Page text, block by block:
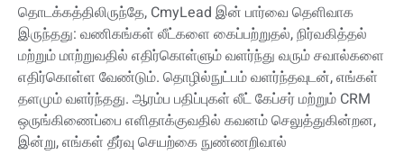
தொடக்கத்திலிருந்தே, CmyLead இன் பார்வை தெளிவாக
இருந்தது: வணிகங்கள் லீட்களை கைப்பற்றுதல், நிர்வகித்தல்
மற்றும் மாற்றுவதில் எதிர்கொள்ளும் வளர்ந்து வரும் சவால்களை
எதிர்கொள்ள வேண்டும். தொழில்நுட்பம் வளர்ந்தவுடன், எங்கள்
தளமும் வளர்ந்தது. ஆரம்ப பதிப்புகள் லீட் கேப்சர் மற்றும் CRM
ஒருங்கிணைப்பை எளிதாக்குவதில் கவனம் செலுத்துகின்றன,
இன்று, எங்கள் தீர்வு செயற்கை நுண்ணறிவால்